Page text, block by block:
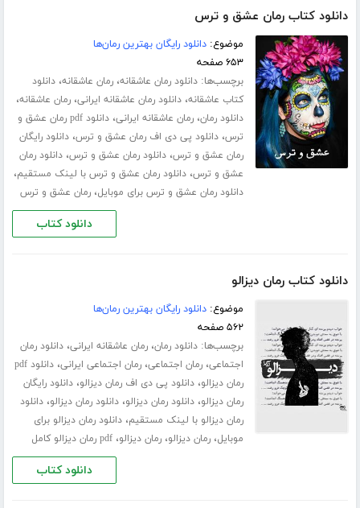
دانلود کتاب رمان عشق و ترس
موضوع:دانلود رایگان بهترین رمان‌ها
۶۵۳ صفحه
برچسب‌ها:دانلود رمان عاشقانه،رمان عاشقانه،دانلود
کتاب عاشقانه،دانلود رمان عاشقانه ایرانی،رمان عاشقانه،
دانلود رمان،رمان عاشقانه ایرانی،
دانلود pdf رمان عشق و
ترس،دانلود پی دی اف رمان عشق و ترس،دانلود رایگان
رمان عشق و ترس،دانلود رمان عشق و ترس،دانلود رمان
عشق و ترس،دانلود رمان عشق و ترس با لینک مستقیم،
دانلود رمان عشق و ترس برای موبایل،رمان عشق و ترس
دانلود کتاب
دانلود کتاب رمان دیزالو
موضوع:دانلود رایگان بهترین رمان‌ها
۵۶۲ صفحه
برچسب‌ها:دانلود رمان،رمان عاشقانه ایرانی،دانلود رمان
اجتماعی،رمان اجتماعی،رمان اجتماعی ایرانی،
دانلود pdf
رمان دیزالو،دانلود پی دی اف رمان دیزالو،دانلود رایگان
رمان دیزالو،دانلود رمان دیزالو،دانلود رمان دیزالو،دانلود
رمان دیزالو با لینک مستقیم،دانلود رمان دیزالو برای
موبایل،رمان دیزالو،رمان دیزالو،pdf رمان دیزالو کامل
دانلود کتاب